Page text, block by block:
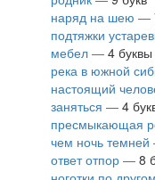
наряд на шею —
подтяжки
мебел — 4 буквы
река в южной
настоящий
заняться — 4
пресмыкающая
чем ночь
ответ отпор — 8